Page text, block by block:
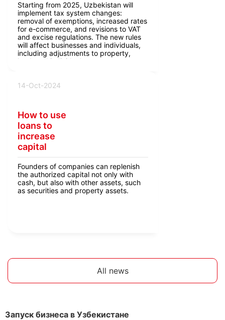
Starting from 2025, Uzbekistan will
implement tax system changes:
removal of exemptions, increased rates
for e-commerce, and revisions to VAT
and excise regulations. The new rules
will affect businesses and individuals,
including adjustments to property,
land, and individual entrepreneur taxes.
14-Oct-2024
How to use
loans to
increase
capital
Founders of companies can replenish
the authorized capital not only with
cash, but also with other assets, such
as securities and property assets.
All news
Запуск бизнеса в Узбекистане